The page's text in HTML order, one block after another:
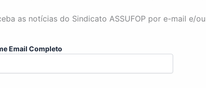
as notícias do Sindicato ASSUFOP por e-mail e/
Email Completo